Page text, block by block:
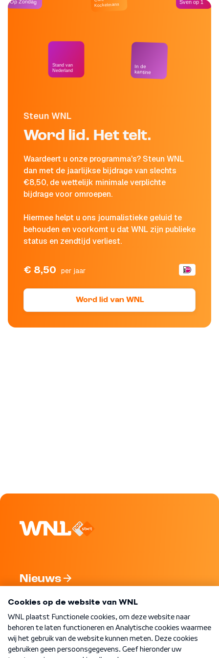
Steun WNL
Word lid. Het telt.
Waardeert u onze programma's? Steun WNL
dan met de jaarlijkse bijdrage van slechts
€8,50, de wettelijk minimale verplichte
bijdrage voor omroepen.
Hiermee helpt u ons journalistieke geluid te
behouden en voorkomt u dat WNL zijn publieke
status en zendtijd verliest.
€ 8,50 per jaar
Word lid van WNL
Op Zondag
Stand van
Nederland
Kockelmann
In de
kantine
Sven op 1
Nieuws
Nieuwsbrief
Word Lid